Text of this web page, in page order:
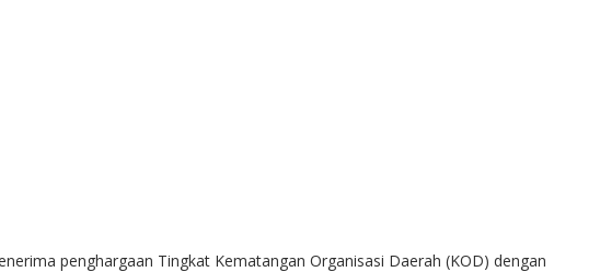
penghargaan Tingkat Kematangan Organisasi Daerah (KOD) dengan